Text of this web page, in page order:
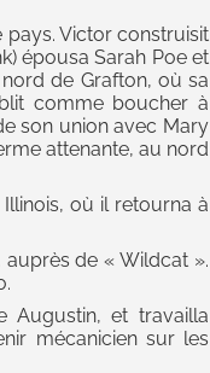
pays. Victor construisit
épousa Sarah Poe et
de Grafton, où sa
comme boucher à
son union avec Mary
attenante, au nord
où il retourna à
de « Wildcat ».
Augustin, et travailla
mécanicien sur les